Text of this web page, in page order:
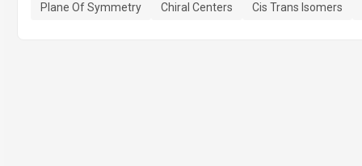
Plane Of Symmetry
Chiral Centers Cis Trans Isomers